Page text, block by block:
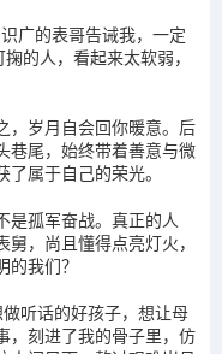
广的表哥告诫我，一定
的人，看起来太软弱，
，岁月自会回你暖意。后
巷尾，始终带着善意与微
属于自己的荣光。
是孤军奋战。真正的人
，尚且懂得点亮灯火，
我们？
听话的好孩子，想让母
，刻进了我的骨子里，仿